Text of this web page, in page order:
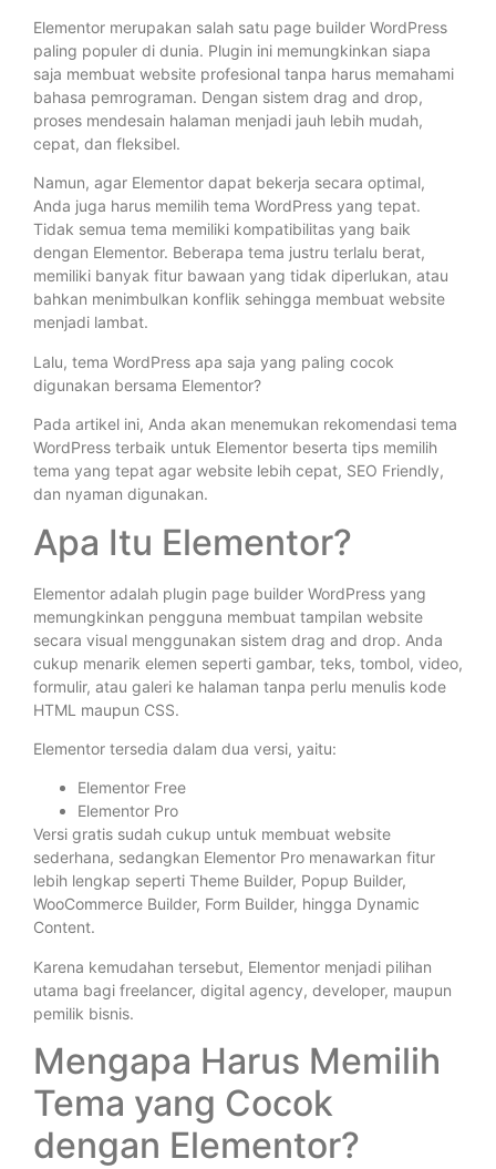
Elementor merupakan salah satu page builder WordPress
paling populer di dunia. Plugin ini memungkinkan siapa
saja membuat website profesional tanpa harus memahami
bahasa pemrograman. Dengan sistem drag and drop,
proses mendesain halaman menjadi jauh lebih mudah,
cepat, dan fleksibel.
Namun, agar Elementor dapat bekerja secara optimal,
Anda juga harus memilih tema WordPress yang tepat.
Tidak semua tema memiliki kompatibilitas yang baik
dengan Elementor. Beberapa tema justru terlalu berat,
memiliki banyak fitur bawaan yang tidak diperlukan, atau
bahkan menimbulkan konflik sehingga membuat website
menjadi lambat.
Lalu, tema WordPress apa saja yang paling cocok
digunakan bersama Elementor?
Pada artikel ini, Anda akan menemukan rekomendasi tema
WordPress terbaik untuk Elementor beserta tips memilih
tema yang tepat agar website lebih cepat, SEO Friendly,
dan nyaman digunakan.
Apa Itu Elementor?
Elementor adalah plugin page builder WordPress yang
memungkinkan pengguna membuat tampilan website
secara visual menggunakan sistem drag and drop. Anda
cukup menarik elemen seperti gambar, teks, tombol, video,
formulir, atau galeri ke halaman tanpa perlu menulis kode
HTML maupun CSS.
Elementor tersedia dalam dua versi, yaitu:
Elementor Free
Elementor Pro
Versi gratis sudah cukup untuk membuat website
sederhana, sedangkan Elementor Pro menawarkan fitur
lebih lengkap seperti Theme Builder, Popup Builder,
WooCommerce Builder, Form Builder, hingga Dynamic
Content.
Karena kemudahan tersebut, Elementor menjadi pilihan
utama bagi freelancer, digital agency, developer, maupun
pemilik bisnis.
Mengapa Harus Memilih
Tema yang Cocok
dengan Elementor?